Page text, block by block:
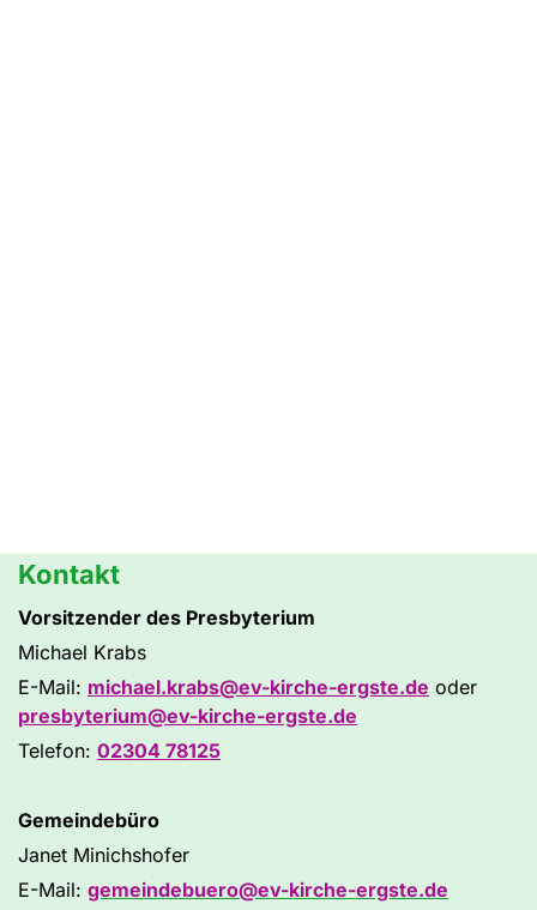
Kontakt
Vorsitzender des Presbyterium
Michael Krabs
E-Mail: michael.krabs@ev-kirche-ergste.de oder
presbyterium@ev-kirche-ergste.de
Telefon: 02304 78125
Gemeindebüro
Janet Minichshofer
E-Mail: gemeindebuero@ev-kirche-ergste.de